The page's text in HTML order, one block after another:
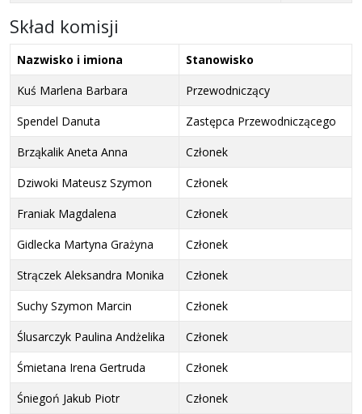
Skład komisji
Nazwisko i imiona
Stanowisko
Kuś Marlena Barbara
Przewodniczący
Spendel Danuta
Zastępca Przewodniczącego
Brząkalik Aneta Anna
Członek
Dziwoki Mateusz Szymon
Członek
Franiak Magdalena
Członek
Gidlecka Martyna Grażyna
Członek
Strączek Aleksandra Monika
Członek
Suchy Szymon Marcin
Członek
Ślusarczyk Paulina Andżelika
Członek
Śmietana Irena Gertruda
Członek
Śniegoń Jakub Piotr
Członek